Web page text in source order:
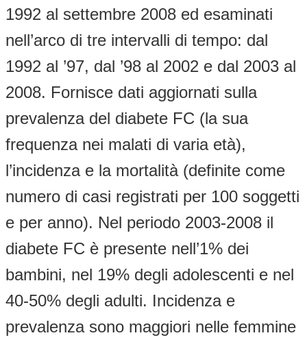
1992 al settembre 2008 ed esaminati
nell’arco di tre intervalli di tempo: dal
1992 al ’97, dal ’98 al 2002 e dal 2003 al
2008. Fornisce dati aggiornati sulla
prevalenza del diabete FC (la sua
frequenza nei malati di varia età),
l’incidenza e la mortalità (definite come
numero di casi registrati per 100 soggetti
e per anno). Nel periodo 2003-2008 il
diabete FC è presente nell’1% dei
bambini, nel 19% degli adolescenti e nel
40-50% degli adulti. Incidenza e
prevalenza sono maggiori nelle femmine